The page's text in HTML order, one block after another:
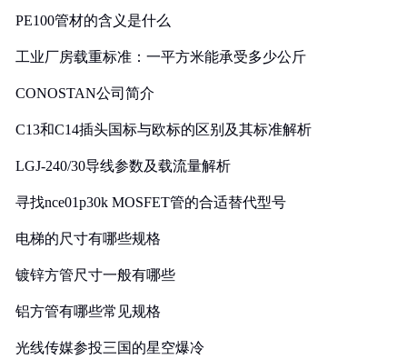
PE100管材的含义是什么
工业厂房载重标准：一平方米能承受多少公斤
CONOSTAN公司简介
C13和C14插头国标与欧标的区别及其标准解析
LGJ-240/30导线参数及载流量解析
寻找nce01p30k MOSFET管的合适替代型号
电梯的尺寸有哪些规格
镀锌方管尺寸一般有哪些
铝方管有哪些常见规格
光线传媒参投三国的星空爆冷